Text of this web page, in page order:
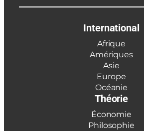
International
Afrique
Amériques
Asie
Europe
Océanie
Théorie
Économie
Philosophie